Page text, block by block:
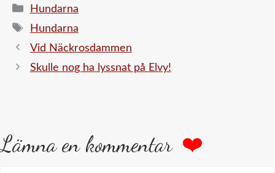
Kategorier
Hundarna
Etiketter
Hundarna
Vid Näckrosdammen
Skulle nog ha lyssnat på Elvy!
Lämna en kommentar